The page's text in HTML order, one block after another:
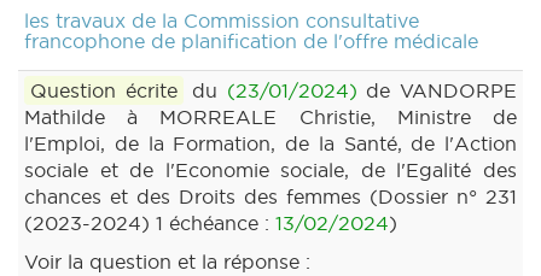
les travaux de la Commission consultative
francophone de planification de l'offre médicale
Question écrite du (23/01/2024) de VANDORPE
Mathilde à MORREALE Christie, Ministre de
l'Emploi, de la Formation, de la Santé, de l'Action
sociale et de l'Economie sociale, de l'Egalité des
chances et des Droits des femmes (Dossier n° 231
(2023-2024) 1 échéance : 13/02/2024)
Voir la question et la réponse :